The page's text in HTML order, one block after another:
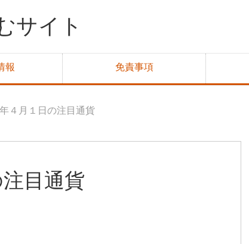
サイト
報 免責事項
４月１日の注目通貨
目通貨